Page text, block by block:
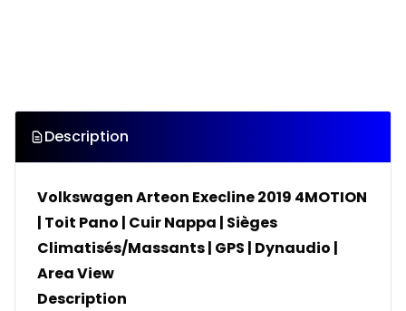
Description
Volkswagen Arteon Execline 2019 4MOTION
| Toit Pano | Cuir Nappa | Sièges
Climatisés/Massants | GPS | Dynaudio |
Area View
Description